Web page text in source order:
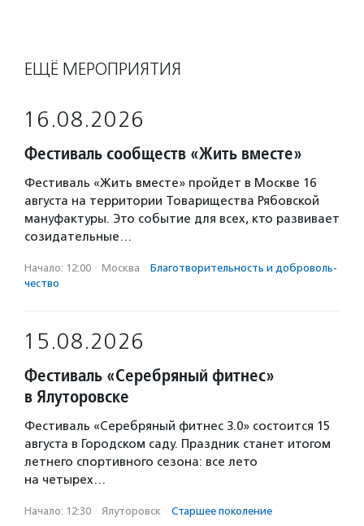
ЕЩЁ МЕРОПРИЯТИЯ
16.08.2026
Фестиваль сообществ «Жить вместе»
Фестиваль «Жить вместе» пройдет в Москве 16
августа на территории Товарищества Рябовской
мануфактуры. Это событие для всех, кто развивает
созидательные…
Начало: 12:00 · Москва · Благотвори­тель­ность и доброволь­
чест­во
15.08.2026
Фестиваль «Серебряный фитнес»
в Ялуторовске
Фестиваль «Серебряный фитнес 3.0» состоится 15
августа в Городском саду. Праздник станет итогом
летнего спортивного сезона: все лето
на четырех…
Начало: 12:30 · Ялуторовск · Старшее поколение